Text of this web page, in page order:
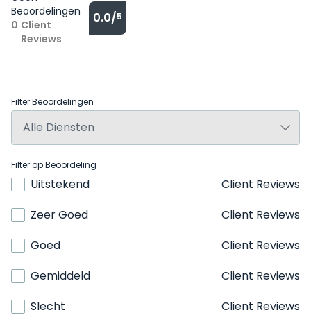
Beoordelingen
0 Client
Reviews
0.0/5
Filter Beoordelingen
Filter op Beoordeling
Uitstekend
Client Reviews
Zeer Goed
Client Reviews
Goed
Client Reviews
Gemiddeld
Client Reviews
Slecht
Client Reviews